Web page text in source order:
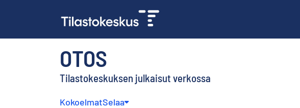
OTOS
Tilastokeskuksen julkaisut verkossa
KokoelmatSelaa